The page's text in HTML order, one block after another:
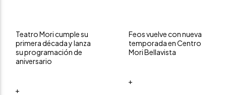
Teatro Mori cumple su
primera década y lanza
su programación de
aniversario
+
Feos vuelve con nueva
temporada en Centro
Mori Bellavista
+